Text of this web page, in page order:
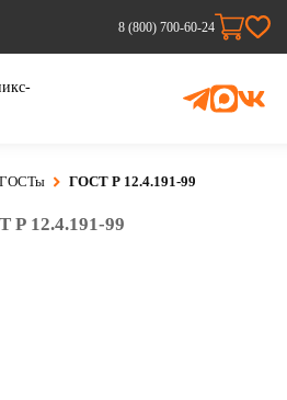
8 (800) 700-60-24
ГОСТы ГОСТ Р 12.4.191-99
Р 12.4.191-99